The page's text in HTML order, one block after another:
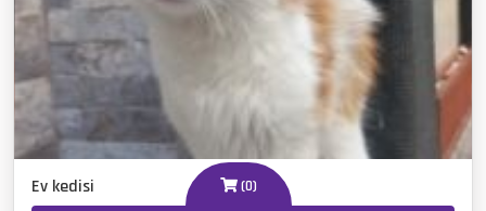
(0)
Ev kedisi